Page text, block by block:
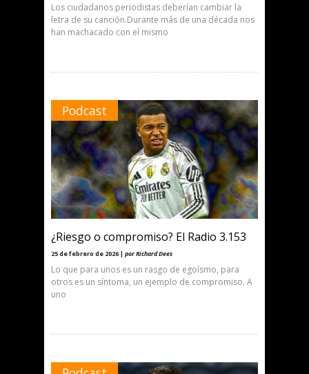
Los ciudadanos periodistas deberían cambiar la
letra de su canción.Durante más de una década nos
han machacado con el mismo
Podcast
¿Riesgo o compromiso? El Radio 3.153
25 de febrero de 2026 | por Richard Dees
Lo que para unos es un rasgo de egoísmo, para
otros es un síntoma, un ejemplo de compromiso. A
uno